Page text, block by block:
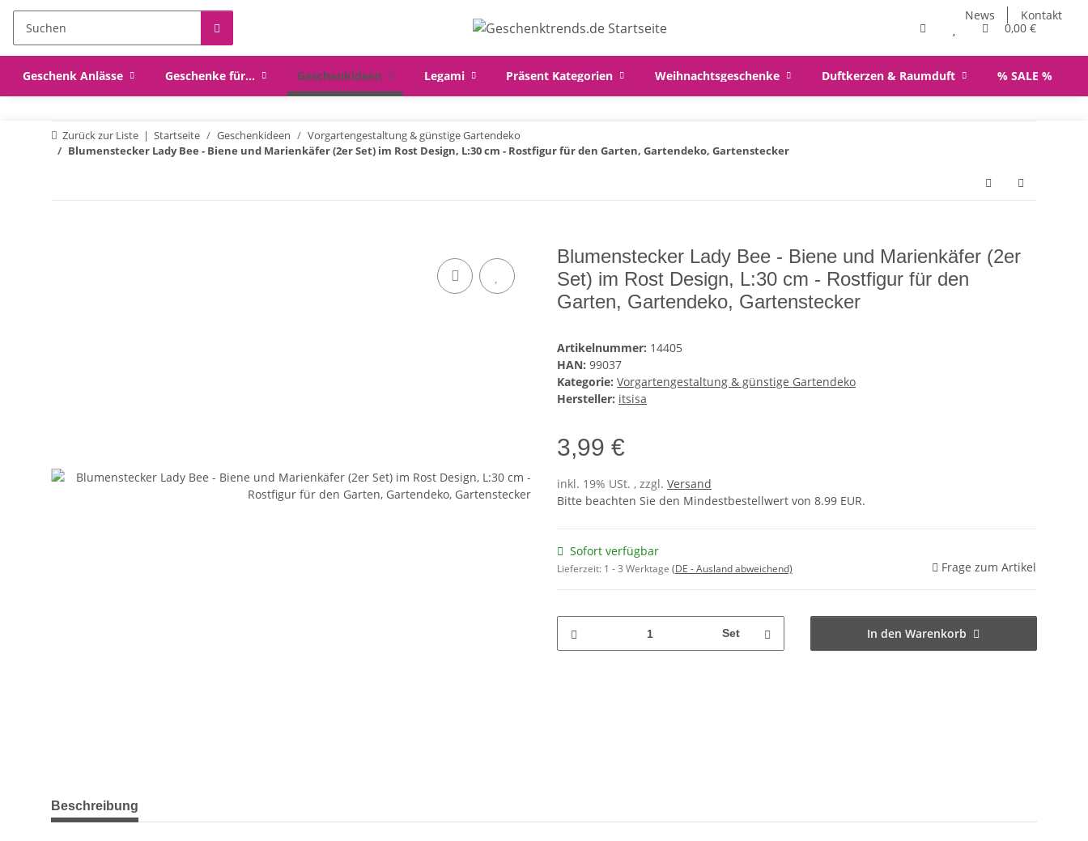
News
Kontakt
0,00 €
Geschenk Anlässe Geschenke für... Geschenkideen Legami Präsent Kategorien Weihnachtsgeschenke Duftkerzen & Raumduft % SALE %
Zurück zur Liste Startseite Geschenkideen
Vorgartengestaltung & günstige Gartendeko
Blumenstecker Lady Bee - Biene und Marienkäfer (2er Set) im Rost Design, L:30 cm - Rostfigur für den Garten, Gartendeko, Gartenstecker
Blumenstecker Lady Bee - Biene und Marienkäfer (2er
Set) im Rost Design, L:30 cm - Rostfigur für den
Garten, Gartendeko, Gartenstecker
Artikelnummer: 14405
HAN: 99037
Kategorie: Vorgartengestaltung & günstige Gartendeko
Hersteller: itsisa
3,99 €
inkl. 19% USt. , zzgl. Versand
Bitte beachten Sie den Mindestbestellwert von 8.99 EUR.
Sofort verfügbar
Lieferzeit: 1 - 3 Werktage (DE - Ausland abweichend) Frage zum Artikel
Set In den Warenkorb
weitere Registerkarten anzeigen
Beschreibung